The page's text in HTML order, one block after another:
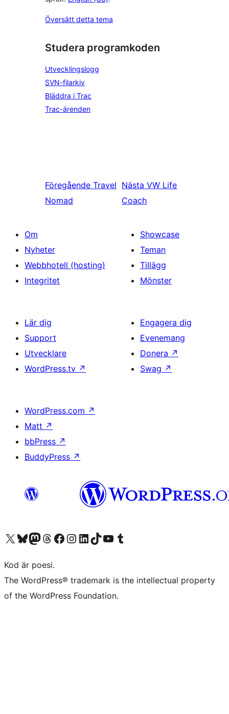
Översätt detta tema
Studera programkoden
Utvecklingslogg
SVN-filarkiv
Bläddra i Trac
Trac-ärenden
Föregående Travel
Nomad
Nästa VW Life
Coach
Om
Nyheter
Webbhotell (hosting)
Integritet
Showcase
Teman
Tillägg
Mönster
Lär dig
Support
Utvecklare
WordPress.tv ↗
Engagera dig
Evenemang
Donera ↗
Swag ↗
WordPress.com ↗
Matt ↗
bbPress ↗
BuddyPress ↗
Besök vår X-konto (f.d. Twitter)
Besök vårt Bluesky-konto
Besök vårt Mastodon-konto
Besök vårt Thread-konto
Besök vår Facebook-sidaBesök vårt Instagram-konto
Besök vårt LinkedIn-konto
Besök vårt TikTok-konto
Besök vår YouTube-kanalBesök vårt Tumblr-konto
Kod är poesi.
The WordPress® trademark is the intellectual property
of the WordPress Foundation.